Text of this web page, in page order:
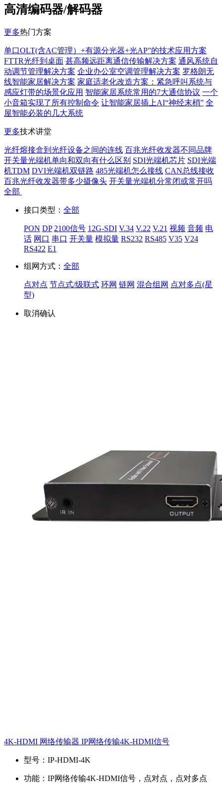
高清编码器/解码器
更多热门方案
单口OLT(含AC管理）+有源分光器+光AP”的技术应用方案
FTTR光纤到桌面 甚高频远距离通信传输解决方案 通风系统自
动调节管理解决方案 企业办公室空调管理解决方案 罗格朗无
线智能家居解决方案 家庭适老化改造方案：紧急呼叫系统与
感应灯带的场景化应用 智能家居系统常用的7大通信协议 一个
小音箱实现了所有控制命令 让智能家居插上AI“神经末梢” 全
屋智能必装的几大系统
更多技术讲堂
光纤熔接盒到光纤设备之间的连线 百兆光纤收发器不同品牌
开关量光端机单向和双向有什么区别 SDI光端机芯片 SDI光端
机TDM DVI光端机双链路 485光端机怎么接线 CAN总线接收
百兆光纤收发器带多少摄像头 开关量光端机分常闭或常开吗
全部
接口类型： 全部
PON DP 2100信号 12G-SDI V.34 V.22 V.21 视频 音频 电
话 网口 串口 开关量 模拟量 RS232 RS485 V35 V24
RS422 E1
组网方式： 全部
点对点 节点式/级联式 环网 链网 混合组网 点对多点(星
型)
取消确认
4K-HDMI 网络传输器 IP网络传输4K-HDMI信号
型号： IP-HDMI-4K
功能： IP网络传输4K-HDMI信号，点对点，点对多点